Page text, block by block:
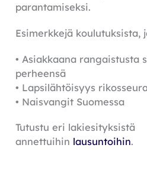
parantamiseksi.
Esimerkkejä koulutuksista,
• Asiakkaana rangaistusta
perheensä
• Lapsilähtöisyys
• Naisvangit Suomessa
Tutustu eri lakiesityksistä
annettuihin lausuntoihin.